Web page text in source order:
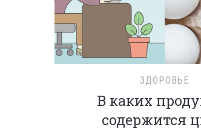
ЗДОРОВЬЕ
В каких
содержится